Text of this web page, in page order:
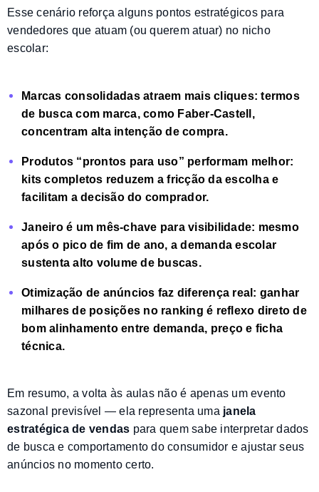
Esse cenário reforça alguns pontos estratégicos para
vendedores que atuam (ou querem atuar) no nicho
escolar:
Marcas consolidadas atraem mais cliques: termos
de busca com marca, como Faber-Castell,
concentram alta intenção de compra.
Produtos “prontos para uso” performam melhor:
kits completos reduzem a fricção da escolha e
facilitam a decisão do comprador.
Janeiro é um mês-chave para visibilidade: mesmo
após o pico de fim de ano, a demanda escolar
sustenta alto volume de buscas.
Otimização de anúncios faz diferença real: ganhar
milhares de posições no ranking é reflexo direto de
bom alinhamento entre demanda, preço e ficha
técnica.
Em resumo, a volta às aulas não é apenas um evento
sazonal previsível — ela representa uma janela
estratégica de vendas para quem sabe interpretar dados
de busca e comportamento do consumidor e ajustar seus
anúncios no momento certo.